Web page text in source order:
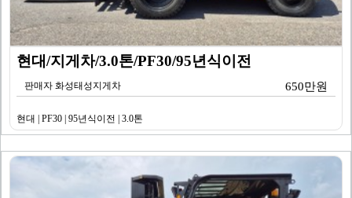
현대/지게차/3.0톤/PF30/95년식이전
판매자 화성태성지게차 650만원
현대 | PF30 | 95년식이전 | 3.0톤